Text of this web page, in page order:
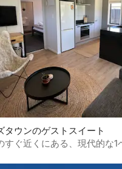
タウンのゲストスイート
すぐ近くにある、現代的な1